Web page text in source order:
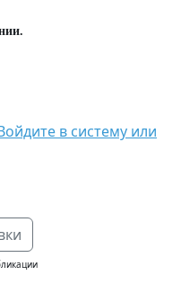
в систему или